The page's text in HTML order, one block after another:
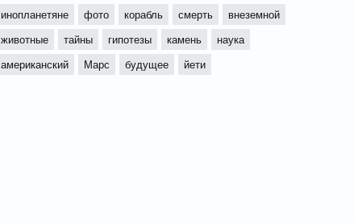
инопланетяне
фото корабль смерть
внеземной
животные
тайны гипотезы камень
наука
американский
Марс будущее йети